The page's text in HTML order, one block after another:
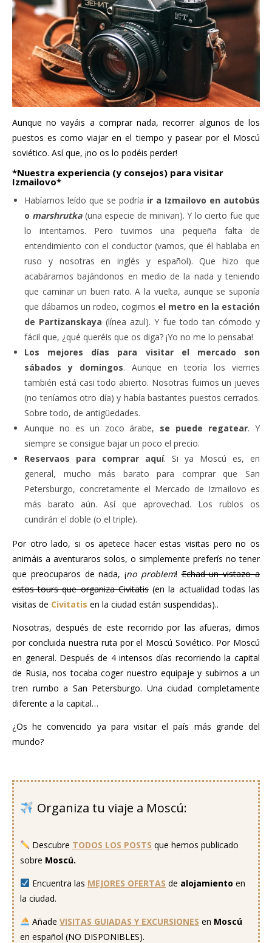
Aunque no vayáis a comprar nada, recorrer algunos de los
puestos es como viajar en el tiempo y pasear por el Moscú
soviético. Así que, ¡no os lo podéis perder!
*Nuestra experiencia (y consejos) para visitar
Izmailovo*
Habíamos leído que se podría ir a Izmailovo en autobús
o marshrutka(una especie de minivan). Y lo cierto fue que
lo intentamos. Pero tuvimos una pequeña falta de
entendimiento con el conductor (vamos, que él hablaba en
ruso y nosotras en inglés y español). Que hizo que
acabáramos bajándonos en medio de la nada y teniendo
que caminar un buen rato. A la vuelta, aunque se suponía
que dábamos un rodeo, cogimos el metro en la estación
de Partizanskaya (línea azul). Y fue todo tan cómodo y
fácil que, ¿qué queréis que os diga? ¡Yo no me lo pensaba!
Los mejores días para visitar el mercado son
sábados y domingos. Aunque en teoría los viernes
también está casi todo abierto. Nosotras fuimos un jueves
(no teníamos otro día) y había bastantes puestos cerrados.
Sobre todo, de antigüedades.
Aunque no es un zoco árabe, se puede regatear. Y
siempre se consigue bajar un poco el precio.
Reservaos para comprar aquí. Si ya Moscú es, en
general, mucho más barato para comprar que San
Petersburgo, concretamente el Mercado de Izmailovo es
más barato aún. Así que aprovechad. Los rublos os
cundirán el doble (o el triple).
Por otro lado, si os apetece hacer estas visitas pero no os
animáis a aventuraros solos, o simplemente preferís no tener
que preocuparos de nada, ¡no problem!Echad un vistazo a
estos tours que organiza Civitatis(en la actualidad todas las
visitas de Civitatis en la ciudad están suspendidas)..
Nosotras, después de este recorrido por las afueras, dimos
por concluida nuestra ruta por el Moscú Soviético. Por Moscú
en general. Después de 4 intensos días recorriendo la capital
de Rusia, nos tocaba coger nuestro equipaje y subirnos a un
tren rumbo a San Petersburgo. Una ciudad completamente
diferente a la capital…
¿Os he convencido ya para visitar el país más grande del
mundo?
Organiza tu viaje a Moscú:
Descubre TODOS LOS POSTS que hemos publicado
sobre Moscú.
Encuentra las MEJORES OFERTAS de alojamiento en
la ciudad.
Añade VISITAS GUIADAS Y EXCURSIONES en Moscú
en español (NO DISPONIBLES).